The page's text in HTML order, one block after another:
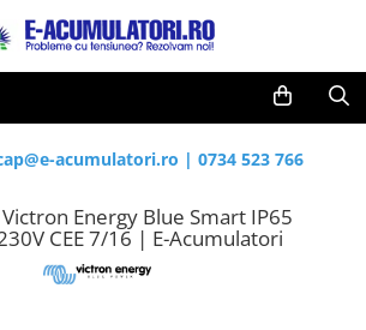
si Incarcatoare
acumulatori.ro | 0734 523 766
Energy Blue Smart IP65
CEE 7/16 | E-Acumulatori